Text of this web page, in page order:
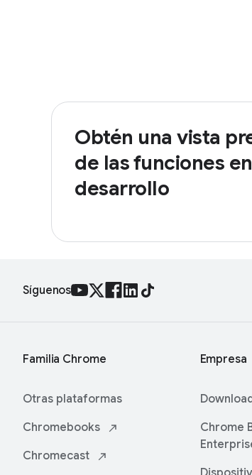
Obtén una vista
de las funciones en
desarrollo
Síguenos
Familia Chrome
Otras plataformas
Chromebooks
Chromecast
Empresa
Chrome